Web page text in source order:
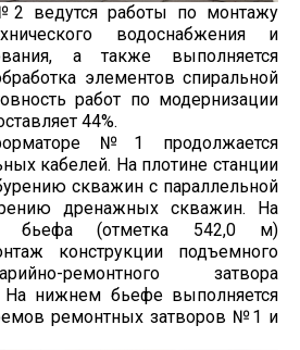
ведутся работы по монтажу
водоснабжения и
а также выполняется
элементов спиральной
работ по модернизации
44%.
№1 продолжается
кабелей. На плотине станции
скважин с параллельной
дренажных скважин. На
бьефа (отметка 542,0 м)
конструкции подъемного
ремонтного затвора
На нижнем бьефе выполняется
ремонтных затворов №1 и